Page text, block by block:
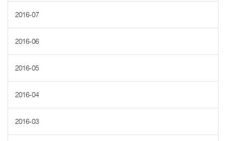
2016-07
2016-06
2016-05
2016-04
2016-03